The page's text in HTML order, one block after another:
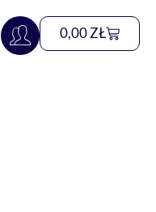
0,00ZŁ